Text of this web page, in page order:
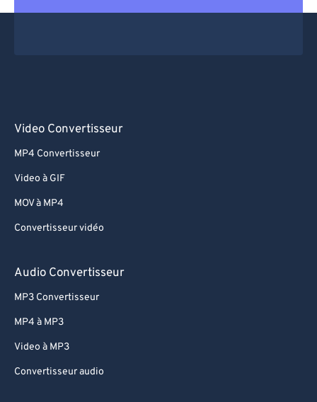
Video Convertisseur
MP4 Convertisseur
Video à GIF
MOV à MP4
Convertisseur vidéo
Audio Convertisseur
MP3 Convertisseur
MP4 à MP3
Video à MP3
Convertisseur audio